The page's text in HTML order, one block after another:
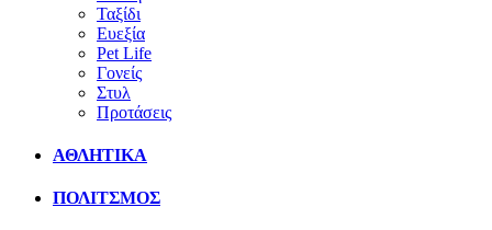
Ταξίδι
Ευεξία
Pet Life
Γονείς
Στυλ
Προτάσεις
ΑΘΛΗΤΙΚΑ
ΠΟΛΙΤΣΜΟΣ